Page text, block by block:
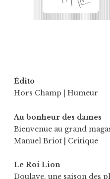
Édito
Hors Champ | Humeur
Au bonheur des dames
Bienvenue au grand
Manuel Briot | Critique
Le Roi Lion
Doulaye, une saison des